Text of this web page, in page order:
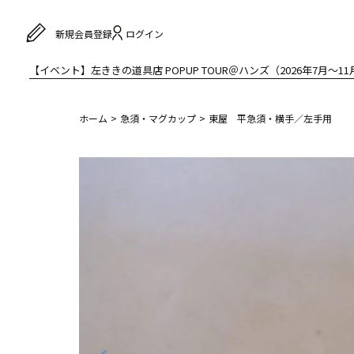
新規会員登録 ログイン
【イベント】左ききの道具店 POPUP TOUR＠ハンズ（2026年7月〜11
ホーム 急須・マグカップ 東屋 平急須・横手／左手用